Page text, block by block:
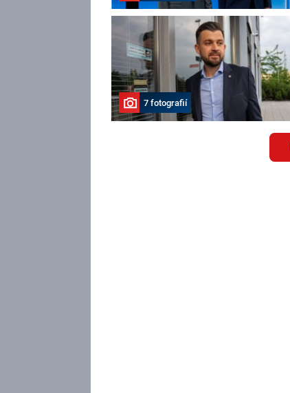
7 fotografií